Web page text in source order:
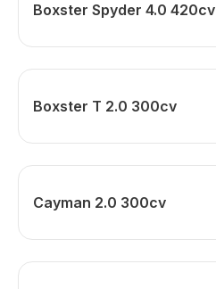
Boxster Spyder 4.0 420cv
Boxster T 2.0 300cv
Cayman 2.0 300cv